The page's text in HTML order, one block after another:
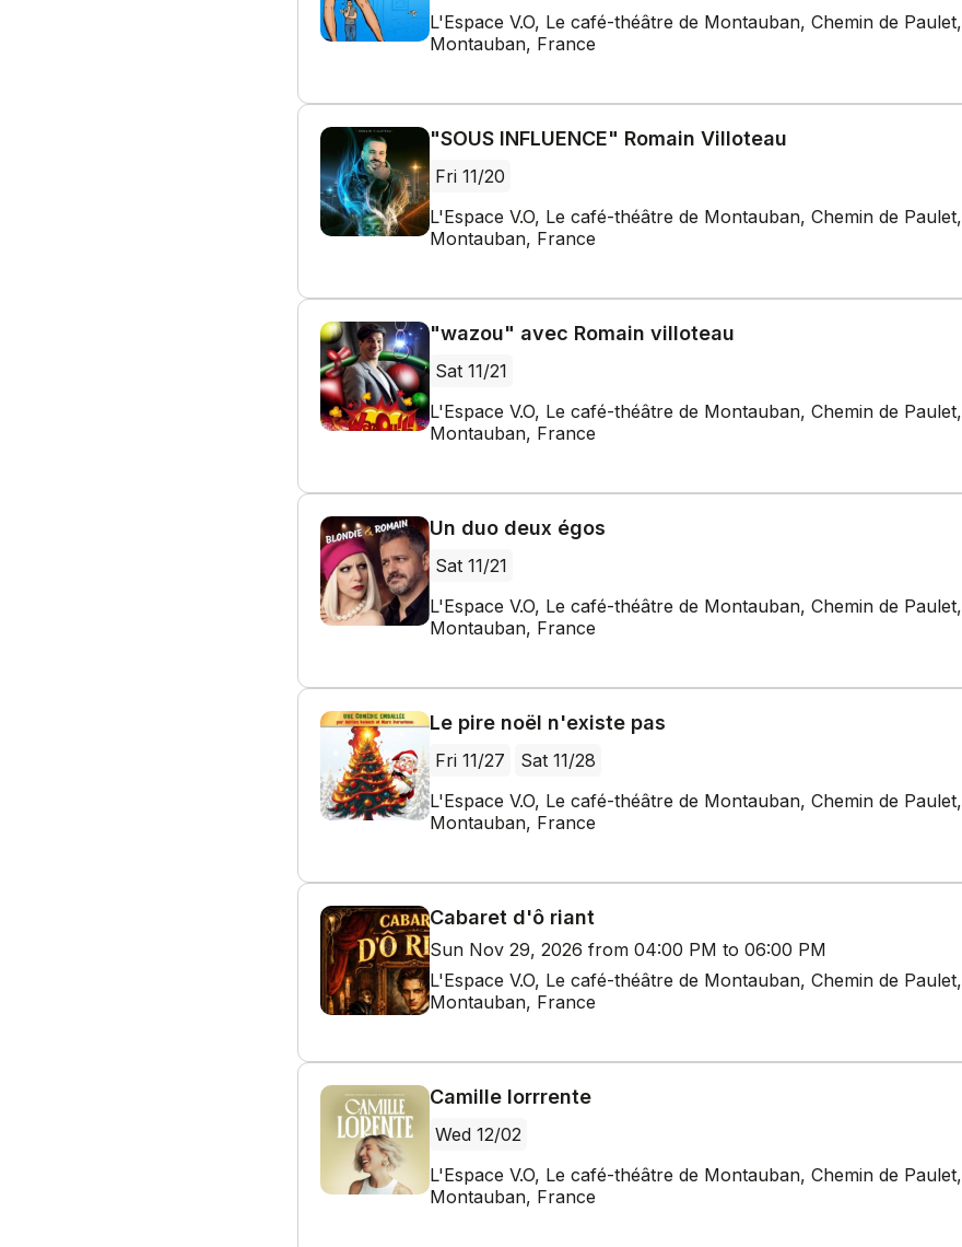
L'Espace V.O, Le café-théâtre de Montauban, Chemin de Paulet,
Montauban, France
"SOUS INFLUENCE" Romain Villoteau
Fri 11/20
L'Espace V.O, Le café-théâtre de Montauban, Chemin de Paulet,
Montauban, France
"wazou" avec Romain villoteau
Sat 11/21
L'Espace V.O, Le café-théâtre de Montauban, Chemin de Paulet,
Montauban, France
Un duo deux égos
Sat 11/21
L'Espace V.O, Le café-théâtre de Montauban, Chemin de Paulet,
Montauban, France
Le pire noël n'existe pas
Fri 11/27
Sat 11/28
L'Espace V.O, Le café-théâtre de Montauban, Chemin de Paulet,
Montauban, France
Cabaret d'ô riant
Sun Nov 29, 2026 from 04:00 PM to 06:00 PM
L'Espace V.O, Le café-théâtre de Montauban, Chemin de Paulet,
Montauban, France
Camille lorrrente
Wed 12/02
L'Espace V.O, Le café-théâtre de Montauban, Chemin de Paulet,
Montauban, France